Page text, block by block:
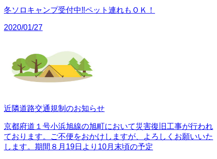
冬ソロキャンプ受付中‼ペット連れもＯＫ！
2020/01/27
近隣道路交通規制のお知らせ
京都府道１号小浜旭線の旭町において災害復旧工事が行われ
ております。ご不便をおかけしますが、よろしくお願いいた
します。期間８月19日より10月末頃の予定